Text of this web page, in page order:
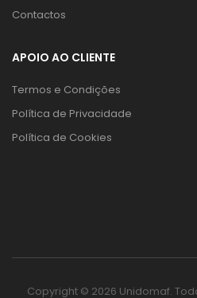
Contactos
APOIO AO CLIENTE
Termos e Condições
Política de Privacidade
Política de Cookies
Copyright © 2026 Unidomaf.